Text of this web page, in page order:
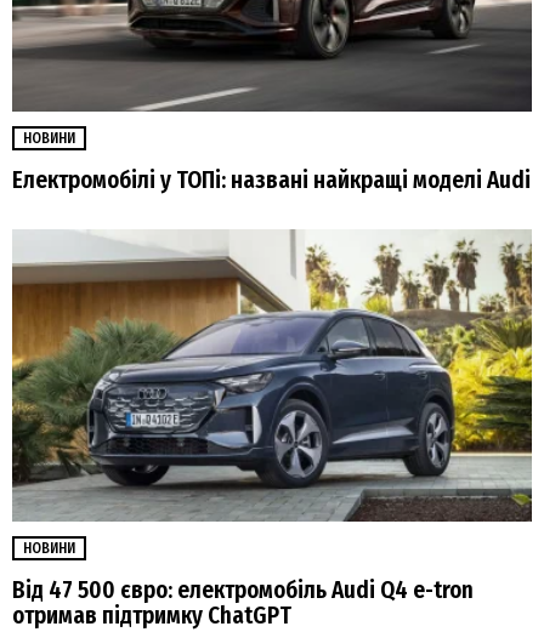
НОВИНИ
Електромобілі у ТОПі: названі найкращі моделі Audi
НОВИНИ
Від 47 500 євро: електромобіль Audi Q4 e-tron
отримав підтримку ChatGPT